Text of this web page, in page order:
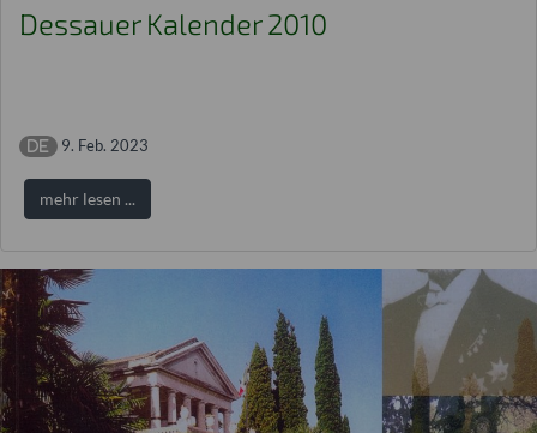
Dessauer Kalender 2010
9. Feb. 2023
mehr lesen ...